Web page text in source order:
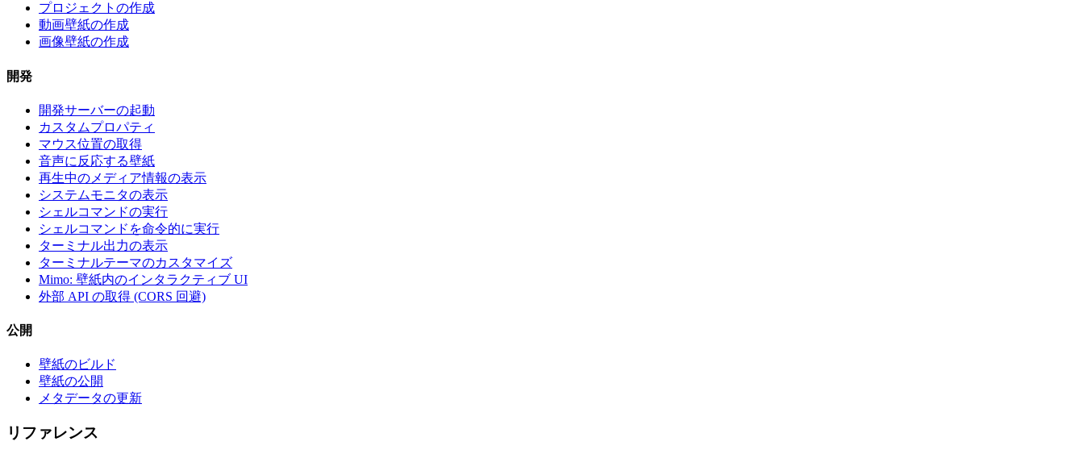
プロジェクトの作成
動画壁紙の作成
画像壁紙の作成
開発
開発サーバーの起動
カスタムプロパティ
マウス位置の取得
音声に反応する壁紙
再生中のメディア情報の表示
システムモニタの表示
シェルコマンドの実行
シェルコマンドを命令的に実行
ターミナル出力の表示
ターミナルテーマのカスタマイズ
Mimo: 壁紙内のインタラクティブ UI
外部 API の取得 (CORS 回避)
公開
壁紙のビルド
壁紙の公開
メタデータの更新
リファレンス